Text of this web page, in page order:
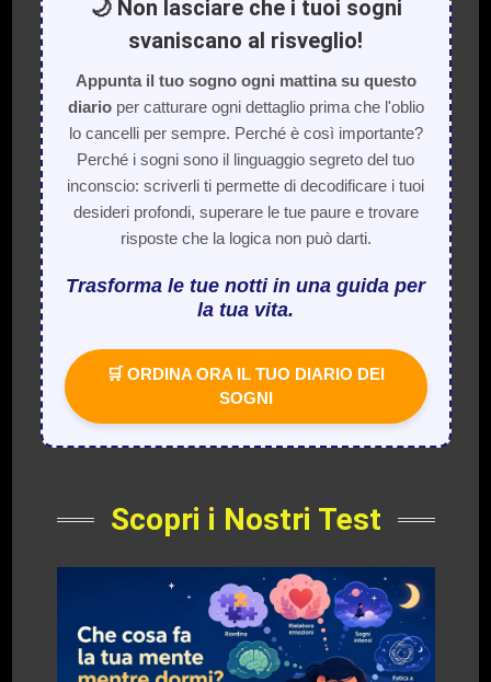
🌙 Non lasciare che i tuoi sogni
svaniscano al risveglio!
Appunta il tuo sogno ogni mattina su questo
diarioper catturare ogni dettaglio prima che l'oblio
lo cancelli per sempre. Perché è così importante?
Perché i sogni sono il linguaggio segreto del tuo
inconscio: scriverli ti permette di decodificare i tuoi
desideri profondi, superare le tue paure e trovare
risposte che la logica non può darti.
Trasforma le tue notti in una guida per
la tua vita.
🛒 ORDINA ORA IL TUO DIARIO DEI
SOGNI
Scopri i Nostri Test